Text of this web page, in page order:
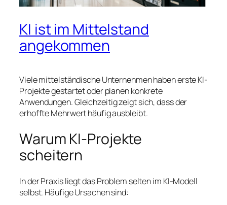
KI ist im Mittelstand
angekommen
Viele mittelständische Unternehmen haben erste KI-
Projekte gestartet oder planen konkrete
Anwendungen. Gleichzeitig zeigt sich, dass der
erhoffte Mehrwert häufig ausbleibt.
Warum KI-Projekte
scheitern
In der Praxis liegt das Problem selten im KI-Modell
selbst. Häufige Ursachen sind: